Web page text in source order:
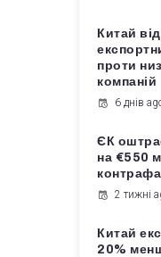
Китай
проти
компаній
6 днів
ЄК
на €550
2 тижні
Китай
20%